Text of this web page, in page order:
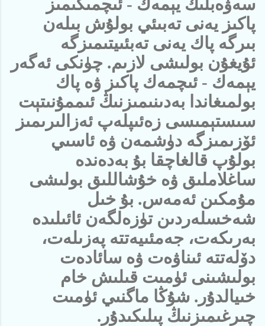
سەۋەبلىك يېمەك - ئىچمىكىمىز
پاكىز يەنى تەبىئي بولۇش بىلەن
بىرگە پاك يەنى تەبئىيتىمىزگە
ئۇيغۇن بولىشى لازىم. چۈنكى ئەگەر
يېمەك - ئىچمەك پاكىز ۋە پاك
بولمىغاندا بەدىنىمىزنىڭ ئىممۇنىتېت
سىستېمىسى زەئىپلەپ ئەزالىرىمىز
ئۆزىمىزگە دۈشمەن ۋە ئاسىي
بولۇپ قالغاچقا بۇ بەدەندە
ساغلاملىق ۋە خۇشاللىق بولىشى
مۇمكىن ئەمەس. بۇ خىل
شەخسلەردىن تۈزەلگەن ئائىلىدە
بەرىكەت، جەمئىيەتتە پەزىلەت،
دۆلەتتە ئىناۋەت ۋە سائادەت
بولىشىنى ئۈمىت قىلىش خام
خىيالدۇر. شۇڭا ماگنىي ئۈمىت
چىرغىمىزنىڭ پىلىكىدۇر.